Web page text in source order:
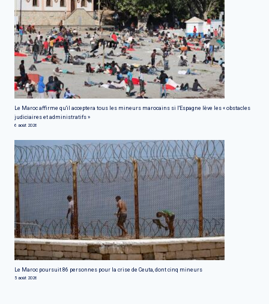
Le Maroc affirme qu'il acceptera tous les mineurs marocains si l'Espagne lève les « obstacles
judiciaires et administratifs »
6 août 2026
Le Maroc poursuit 86 personnes pour la crise de Ceuta, dont cinq mineurs
5 août 2026